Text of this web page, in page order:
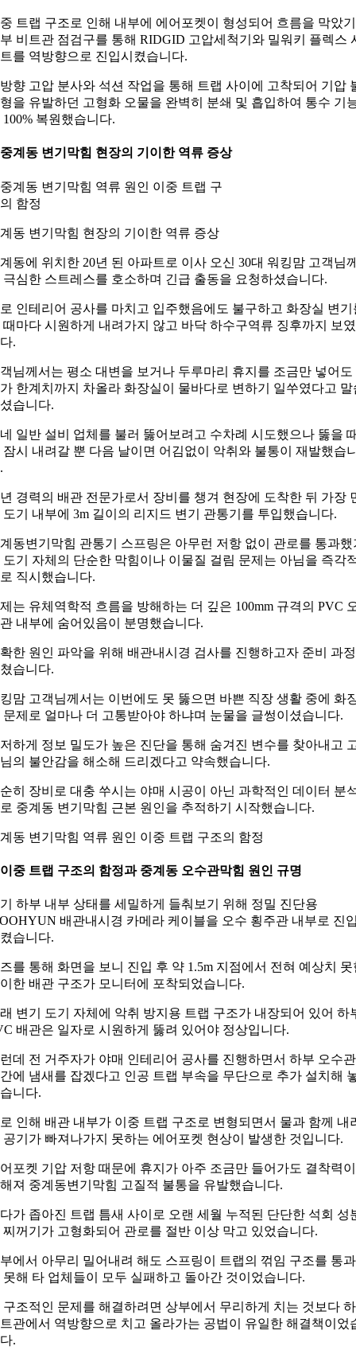
트랩 구조로 인해 내부에 에어포켓이 형성되어 흐름을 막았
비트관 점검구를 통해 RIDGID 고압세척기와 밀워키 플렉스
를 역방향으로 진입시켰습니다.
향 고압 분사와 석션 작업을 통해 트랩 사이에 고착되어 기압
을 유발하던 고형화 오물을 완벽히 분쇄 및 흡입하여 통수 기
100% 복원했습니다.
계동 변기막힘 현장의 기이한 역류 증상
동 변기막힘 현장의 기이한 역류 증상
동에 위치한 20년 된 아파트로 이사 오신 30대 워킹맘 고객님
극심한 스트레스를 호소하며 긴급 출동을 요청하셨습니다.
인테리어 공사를 마치고 입주했음에도 불구하고 화장실 변기
때마다 시원하게 내려가지 않고 바닥 하수구역류 징후까지 보
.
님께서는 평소 대변을 보거나 두루마리 휴지를 조금만 넣어도
한계치까지 차올라 화장실이 물바다로 변하기 일쑤였다고 말
습니다.
일반 설비 업체를 불러 뚫어보려고 수차례 시도했으나 뚫을
잠시 내려갈 뿐 다음 날이면 어김없이 악취와 불통이 재발했습
경력의 배관 전문가로서 장비를 챙겨 현장에 도착한 뒤 가장
도기 내부에 3m 길이의 리지드 변기 관통기를 투입했습니다.
동변기막힘 관통기 스프링은 아무런 저항 없이 관로를 통과했
도기 자체의 단순한 막힘이나 이물질 걸림 문제는 아님을 즉각
직시했습니다.
는 유체역학적 흐름을 방해하는 더 깊은 100mm 규격의 PVC
내부에 숨어있음이 분명했습니다.
한 원인 파악을 위해 배관내시경 검사를 진행하고자 준비 과
습니다.
맘 고객님께서는 이번에도 못 뚫으면 바쁜 직장 생활 중에 화
문제로 얼마나 더 고통받아야 하냐며 눈물을 글썽이셨습니다.
하게 정보 밀도가 높은 진단을 통해 숨겨진 변수를 찾아내고
의 불안감을 해소해 드리겠다고 약속했습니다.
히 장비로 대충 쑤시는 야매 시공이 아닌 과학적인 데이터 분
중계동 변기막힘 근본 원인을 추적하기 시작했습니다.
동 변기막힘 역류 원인 이중 트랩 구조의 함정
중 트랩 구조의 함정과 중계동 오수관막힘 원인 규명
하부 내부 상태를 세밀하게 들춰보기 위해 정밀 진단용
배관내시경 카메라 케이블을 오수 횡주관 내부로 진
습니다.
를 통해 화면을 보니 진입 후 약 1.5m 지점에서 전혀 예상치 못
한 배관 구조가 모니터에 포착되었습니다.
변기 도기 자체에 악취 방지용 트랩 구조가 내장되어 있어 하
배관은 일자로 시원하게 뚫려 있어야 정상입니다.
데 전 거주자가 야매 인테리어 공사를 진행하면서 하부 오수관
에 냄새를 잡겠다고 인공 트랩 부속을 무단으로 추가 설치해
니다.
인해 배관 내부가 이중 트랩 구조로 변형되면서 물과 함께 내
공기가 빠져나가지 못하는 에어포켓 현상이 발생한 것입니다.
포켓 기압 저항 때문에 휴지가 아주 조금만 들어가도 결착력이
져 중계동변기막힘 고질적 불통을 유발했습니다.
가 좁아진 트랩 틈새 사이로 오랜 세월 누적된 단단한 석회 성
찌꺼기가 고형화되어 관로를 절반 이상 막고 있었습니다.
에서 아무리 밀어내려 해도 스프링이 트랩의 꺾임 구조를 통
못해 타 업체들이 모두 실패하고 돌아간 것이었습니다.
구조적인 문제를 해결하려면 상부에서 무리하게 치는 것보다
관에서 역방향으로 치고 올라가는 공법이 유일한 해결책이었
.